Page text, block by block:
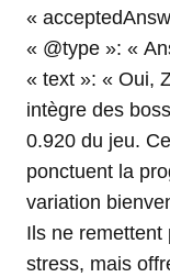
«
« @type »: «
« text »: « Oui,
intègre des
0.920 du jeu.
ponctuent la
variation
Ils ne remettent
stress, mais